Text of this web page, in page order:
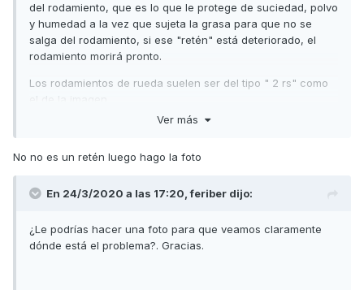
del rodamiento, que es lo que le protege de suciedad, polvo
y humedad a la vez que sujeta la grasa para que no se
salga del rodamiento, si ese "retén" está deteriorado, el
rodamiento morirá pronto.
Los rodamientos de rueda suelen ser del tipo " 2 rs" como
el de la imagen
Un saludo
Ver más
No no es un retén luego hago la foto
En 24/3/2020 a las 17:20,feriber dijo:
¿Le podrías hacer una foto para que veamos claramente
dónde está el problema?. Gracias.